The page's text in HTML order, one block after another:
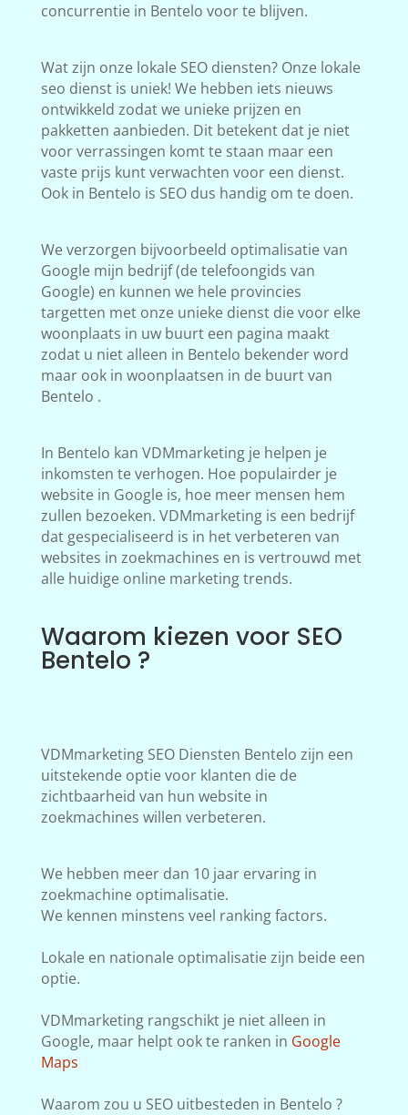
concurrentie in Bentelo voor te blijven.
Wat zijn onze lokale SEO diensten? Onze lokale
seo dienst is uniek! We hebben iets nieuws
ontwikkeld zodat we unieke prijzen en
pakketten aanbieden. Dit betekent dat je niet
voor verrassingen komt te staan maar een
vaste prijs kunt verwachten voor een dienst.
Ook in Bentelo is SEO dus handig om te doen.
We verzorgen bijvoorbeeld optimalisatie van
Google mijn bedrijf (de telefoongids van
Google) en kunnen we hele provincies
targetten met onze unieke dienst die voor elke
woonplaats in uw buurt een pagina maakt
zodat u niet alleen in Bentelo bekender word
maar ook in woonplaatsen in de buurt van
Bentelo .
In Bentelo kan VDMmarketing je helpen je
inkomsten te verhogen. Hoe populairder je
website in Google is, hoe meer mensen hem
zullen bezoeken. VDMmarketing is een bedrijf
dat gespecialiseerd is in het verbeteren van
websites in zoekmachines en is vertrouwd met
alle huidige online marketing trends.
Waarom kiezen voor SEO
Bentelo ?
VDMmarketing SEO Diensten Bentelo zijn een
uitstekende optie voor klanten die de
zichtbaarheid van hun website in
zoekmachines willen verbeteren.
We hebben meer dan 10 jaar ervaring in
zoekmachine optimalisatie.
We kennen minstens veel ranking factors.
Lokale en nationale optimalisatie zijn beide een
optie.
VDMmarketing rangschikt je niet alleen in
Google, maar helpt ook te ranken in Google
Maps
Waarom zou u SEO uitbesteden in Bentelo ?